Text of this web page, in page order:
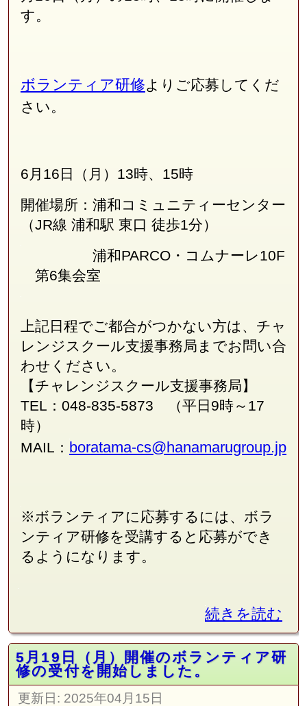
す。
ボランティア研修よりご応募してくだ
さい。
6月16日（月）13時、15時
開催場所：浦和コミュニティーセンター
（JR線 浦和駅 東口 徒歩1分）
浦和PARCO・コムナーレ10F
第6集会室
上記日程でご都合がつかない方は、チャ
レンジスクール支援事務局 までお問い合
わせください。
【チャレンジスクール支援事務局】
TEL：048-835-5873 （平日9時～17
時）
MAIL： boratama-cs@hanamarugroup.jp
※ボランティアに応募するには、ボラ
ンティア研修を受講すると応募ができ
るようになります。
続きを読む
5月19日（月）開催のボランティア研
修の受付を開始しました。
更新日: 2025年04月15日